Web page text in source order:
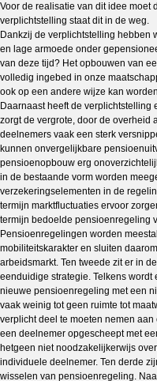
Voor de realisatie van dit idee moet
verplichtstelling staat dit in de weg.
Dankzij de verplichtstelling hebben
en lage armoede onder
van deze tijd? Het opbouwen van
volledig ingebed in onze
ook op een andere wijze kan
Daarnaast heeft de
zorgt de vergrote, door de overheid
deelnemers vaak een sterk
kunnen onvergelijkbare
pensioenopbouw erg
in de bestaande vorm worden
verzekeringselementen in de
termijn marktfluctuaties ervoor
termijn bedoelde pensioenregeling
Pensioenregelingen worden
mobiliteitskarakter en sluiten
arbeidsmarkt. Ten tweede zit er in
eenduidige strategie. Telkens
nieuwe pensioenregeling met een
vaak weinig tot geen ruimte tot
verplicht deel te moeten nemen
een deelnemer opgescheept met
hetgeen niet noodzakelijkerwijs
individuele deelnemer. Ten derde
wisselen van pensioenregeling.